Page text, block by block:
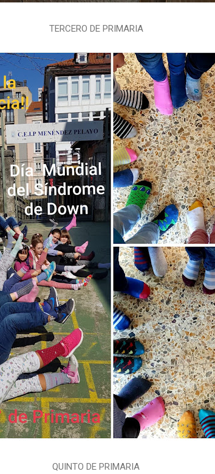
TERCERO DE PRIMARIA
QUINTO DE PRIMARIA